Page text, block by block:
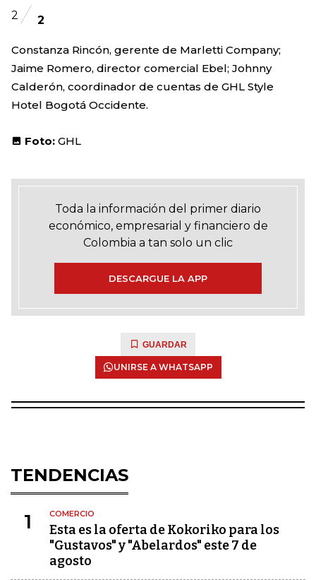
2 2
Constanza Rincón, gerente de Marletti Company;
Jaime Romero, director comercial Ebel; Johnny
Calderón, coordinador de cuentas de GHL Style
Hotel Bogotá Occidente.
Foto: GHL
Toda la información del primer diario
económico, empresarial y financiero de
Colombia a tan solo un clic
DESCARGUE LA APP
GUARDAR
UNIRSE A WHATSAPP
TENDENCIAS
1 COMERCIO
Esta es la oferta de Kokoriko para los
"Gustavos" y "Abelardos" este 7 de
agosto